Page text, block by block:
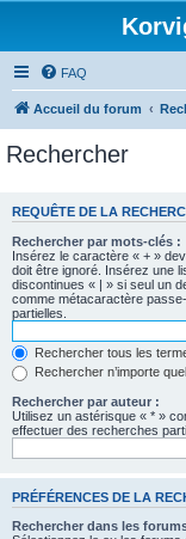
FAQ
Accueil du forum
Rechercher
REQUÊTE DE LA
Rechercher par mots-clés :
Insérez le caractère « + »
doit être ignoré. Insérez une
discontinues « | » si seul un
comme métacaractère
partielles.
Rechercher tous les
Rechercher n’importe
Rechercher par auteur :
Utilisez un astérisque « * »
effectuer des recherches
PRÉFÉRENCES DE LA
Rechercher dans les